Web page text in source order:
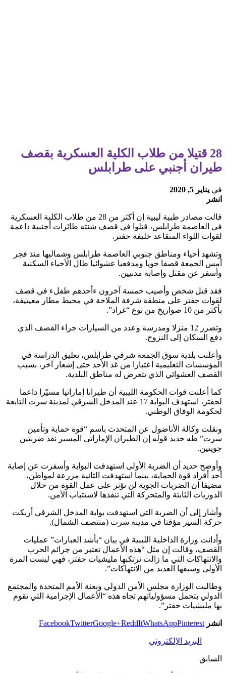
28 قتيلا من طلاب الكلية العسكرية بقصف
طيران أجنبي على طرابلس
في يناير 5, 2020
انشر
قالت مصادر طبية ليبية إن أكثر من 28 من طلاب الكلية العسكرية
في العاصمة طرابلس، قتلوا في قصف شنته طائرات أجنبية داعمة
لقوات اللواء المتقاعد خليفة حفتر.
وتشهد أحياء ومناطق جنوبي العاصمة طرابلس وشماليها منذ فجر
أمس الجمعة قصفا جويا ومدفعيا عشوائيا طال الأحياء السكنية
وأسفر عن مقتل وإصابة مدنيين.
فقد قتل شخص وأصيب خمسة آخرون ءأحدهم طفلء في قصف
لقوات حفتر على منطقة شرفة الملاحة في محيط مطار معيتيقة،
بأكثر من 10 صواريخ من نوع “غراد”.
وتضرر 12 منزلا ومدرسة وعدد من السيارات جراء القصف الذي
دفع السكان إلى النزوح.
وأعلنت بلدية سوق الجمعة شرقي طرابلس، تعليق الدراسة في
المؤسسات التعليمية اعتبارا من غد الأحد حتى إشعار آخر، بسبب
القصف العشوائي الذي تتعرض له مناطق البلدية.
كما أعلنت قوات الحكومة الليبية أن طيرانا إماراتيا مسيّرا داعما
لحفتر، استهدف البوابة 17 عند المدخل الشرقي لمدينة سرت التابعة
لحكومة الوفاق الوطني.
ونقلت وكالة الأناضول عن المتحدث باسم “قوة حماية وتأمين
سرت” طه حديد قوله إن الطيران الإماراتي المسير نفذ ضربتين
جويتين.
وأوضح حديد أن الضربة الأولى استهدفت البوابة وأسفرت عن إصابة
أحد أفراد قوة الحماية، بينما استهدفت الثانية مزرعة لمواطن،
مضيفا أن الضربات الجوية لن تؤثر على عمل القوة من خلال
الدوريات الثابتة والمتحركة التي تنفذها لاستتباب الأمن.
وأشار إلى أن الضربة التي استهدفت بوابة المدخل الشرقي أربكت
حركة السير مؤقتا في مدينة سرت (منتصف الشمال).
وأدانت وزارة الداخلية الليبية في بيان “بأشد العبارات” عمليات
القصف، وقالت إن مثل “هذه الأعمال تعتبر من جرائم الحرب
والانتهاكات التي ما زالت ترتكبها مليشيات حفتر، فهي ليست المرة
الأولى وسبقها العديد من الانتهاكات”.
وطالبت الوزارة مجلس الأمن الدولي وبعثة الأمم المتحدة والمجتمع
الدولي بتحمل مسؤولياتهم تجاه هذه “الأعمال الإجرامية التي تقوم
بها مليشيات حفتر”.
انشر FacebookTwitterGoogle+ReddItWhatsAppPinterest
البريد الإلكتروني
السابق